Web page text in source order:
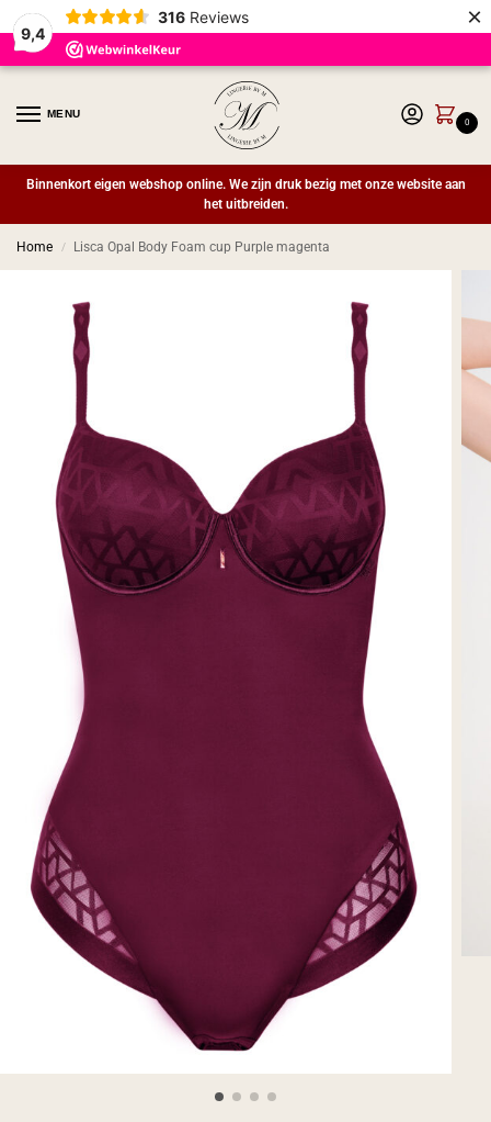
9,4
316 Reviews ×
MENU
0
Binnenkort eigen webshop online. We zijn druk bezig met onze website aan
het uitbreiden.
Home / Lisca Opal Body Foam cup Purple magenta